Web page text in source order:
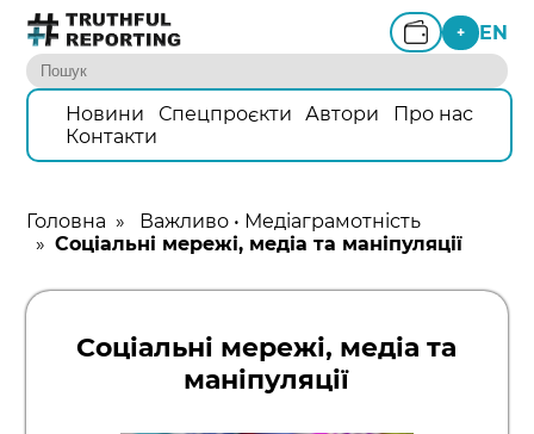
+ EN
Новини Спецпроєкти Автори
Про нас
Контакти
Головна » Важливо • Медіаграмотність
»Соціальні мережі, медіа та маніпуляції
Соціальні мережі, медіа та
маніпуляції